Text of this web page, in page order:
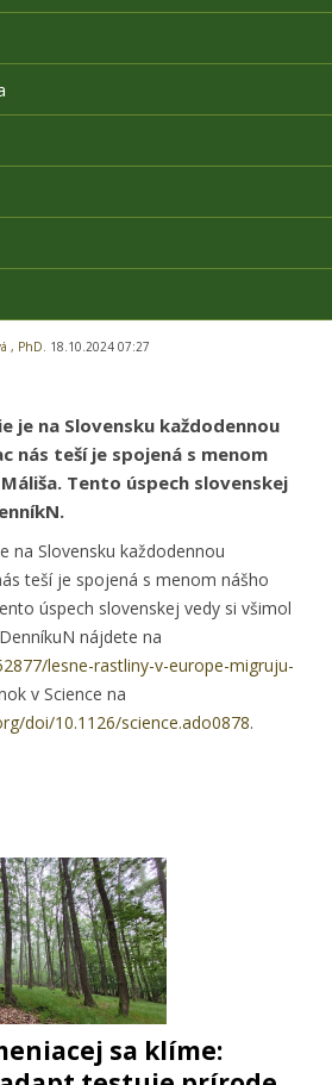
, PhD. 18.10.2024 07:27
je na Slovensku každodennou
nás teší je spojená s menom
Tento úspech slovenskej
na Slovensku každodennou
teší je spojená s menom nášho
úspech slovenskej vedy si všimol
nájdete na
lesne-rastliny-v-europe-migruju-
v Science na
doi/10.1126/science.ado0878.
sa klíme: